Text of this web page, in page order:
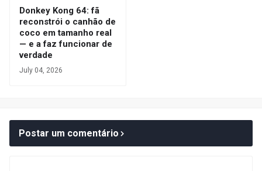
Donkey Kong 64: fã
reconstrói o canhão de
coco em tamanho real
— e a faz funcionar de
verdade
July 04, 2026
Postar um comentário